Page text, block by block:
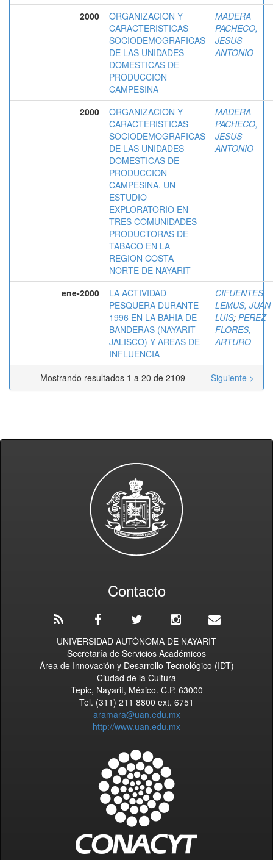
2000
ORGANIZACION Y
CARACTERISTICAS
SOCIODEMOGRAFICAS
DE LAS UNIDADES
DOMESTICAS DE
PRODUCCION
CAMPESINA
MADERA
PACHECO,
JESUS
ANTONIO
2000
ORGANIZACION Y
CARACTERISTICAS
SOCIODEMOGRAFICAS
DE LAS UNIDADES
DOMESTICAS DE
PRODUCCION
CAMPESINA. UN
ESTUDIO
EXPLORATORIO EN
TRES COMUNIDADES
PRODUCTORAS DE
TABACO EN LA
REGION COSTA
NORTE DE NAYARIT
MADERA
PACHECO,
JESUS
ANTONIO
ene-2000
LA ACTIVIDAD
PESQUERA DURANTE
1996 EN LA BAHIA DE
BANDERAS (NAYARIT-
JALISCO) Y AREAS DE
INFLUENCIA
CIFUENTES
LEMUS, JUAN
LUIS; PEREZ
FLORES,
ARTURO
Mostrando resultados 1 a 20 de 2109 Siguiente >
Contacto
UNIVERSIDAD AUTÓNOMA DE NAYARIT
Secretaría de Servicios Académicos
Área de Innovación y Desarrollo Tecnológico (IDT)
Ciudad de la Cultura
Tepic, Nayarit, México. C.P. 63000
Tel. (311) 211 8800 ext. 6751
aramara@uan.edu.mx
http://www.uan.edu.mx